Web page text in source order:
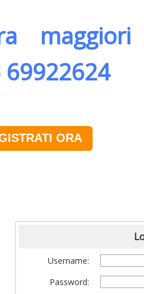
ORA
Username:
Password: